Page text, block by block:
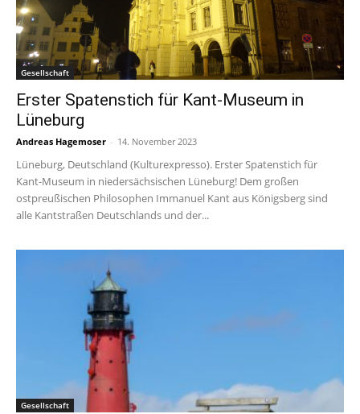
Gesellschaft
Erster Spatenstich für Kant-Museum in
Lüneburg
Andreas Hagemoser - 14. November 2023
Lüneburg, Deutschland (Kulturexpresso). Erster Spatenstich für
Kant-Museum in niedersächsischen Lüneburg! Dem großen
ostpreußischen Philosophen Immanuel Kant aus Königsberg sind
alle Kantstraßen Deutschlands und der...
Gesellschaft